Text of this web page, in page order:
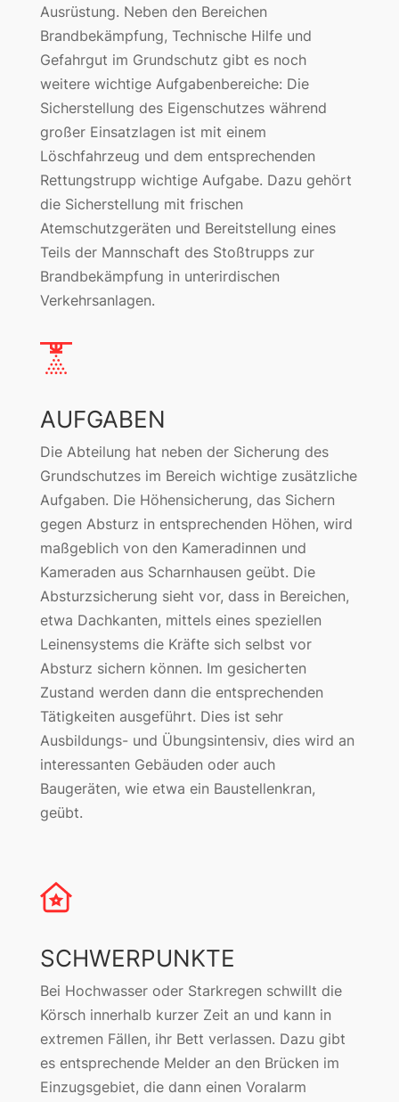
Ausrüstung. Neben den Bereichen
Brandbekämpfung, Technische Hilfe und
Gefahrgut im Grundschutz gibt es noch
weitere wichtige Aufgabenbereiche: Die
Sicherstellung des Eigenschutzes während
großer Einsatzlagen ist mit einem
Löschfahrzeug und dem entsprechenden
Rettungstrupp wichtige Aufgabe. Dazu gehört
die Sicherstellung mit frischen
Atemschutzgeräten und Bereitstellung eines
Teils der Mannschaft des Stoßtrupps zur
Brandbekämpfung in unterirdischen
Verkehrsanlagen.
AUFGABEN
Die Abteilung hat neben der Sicherung des
Grundschutzes im Bereich wichtige zusätzliche
Aufgaben. Die Höhensicherung, das Sichern
gegen Absturz in entsprechenden Höhen, wird
maßgeblich von den Kameradinnen und
Kameraden aus Scharnhausen geübt. Die
Absturzsicherung sieht vor, dass in Bereichen,
etwa Dachkanten, mittels eines speziellen
Leinensystems die Kräfte sich selbst vor
Absturz sichern können. Im gesicherten
Zustand werden dann die entsprechenden
Tätigkeiten ausgeführt. Dies ist sehr
Ausbildungs- und Übungsintensiv, dies wird an
interessanten Gebäuden oder auch
Baugeräten, wie etwa ein Baustellenkran,
geübt.
SCHWERPUNKTE
Bei Hochwasser oder Starkregen schwillt die
Körsch innerhalb kurzer Zeit an und kann in
extremen Fällen, ihr Bett verlassen. Dazu gibt
es entsprechende Melder an den Brücken im
Einzugsgebiet, die dann einen Voralarm